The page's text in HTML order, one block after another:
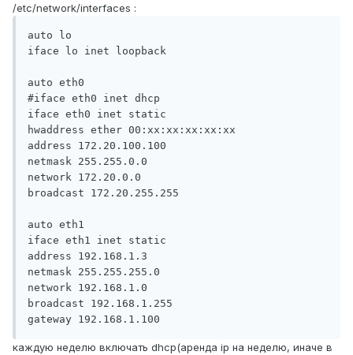
/etc/network/interfaces :
auto lo
iface lo inet loopback
auto eth0
#iface eth0 inet dhcp
iface eth0 inet static
hwaddress ether 00:xx:xx:xx:xx:xx
address 172.20.100.100
netmask 255.255.0.0
network 172.20.0.0
broadcast 172.20.255.255
auto eth1
iface eth1 inet static
address 192.168.1.3
netmask 255.255.255.0
network 192.168.1.0
broadcast 192.168.1.255
gateway 192.168.1.100
каждую неделю включать dhcp(аренда ip на неделю, иначе в